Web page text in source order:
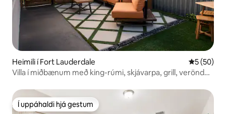
Heimili í Fort Lauderdale 5 af 5 í
5 (50)
Villa í miðbænum með king-rúmi, skjávarpa, grill, verönd
Í uppáhaldi hjá gestum
Í uppáhaldi hjá gestum